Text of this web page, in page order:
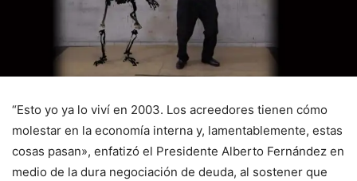
“Esto yo ya lo viví en 2003. Los acreedores tienen cómo
molestar en la economía interna y, lamentablemente, estas
cosas pasan», enfatizó el Presidente Alberto Fernández en
medio de la dura negociación de deuda, al sostener que